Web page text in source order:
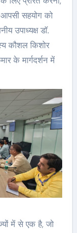
आपसी सहयोग को
उपाध्यक्ष डॉ.
कौशल किशोर
के मार्गदर्शन में
में से एक है, जो